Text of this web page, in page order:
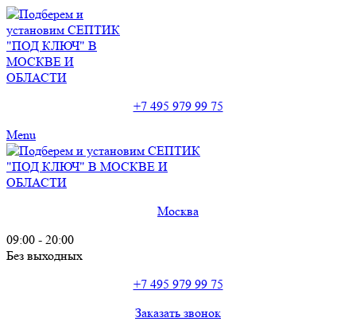
+7 495 979 99 75
Menu
Москва
09:00 - 20:00
Без выходных
+7 495 979 99 75
Заказать звонок